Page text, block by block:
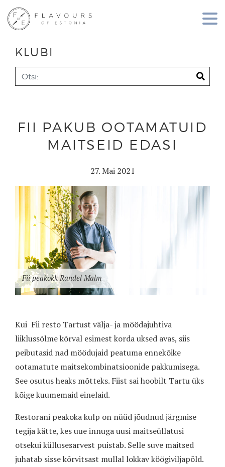
KLUBI
FII PAKUB OOTAMATUID
MAITSEID EDASI
27. Mai 2021
Fii peakokk Randel Malm
Kui Fii resto Tartust välja- ja möödajuhtiva
liiklussõlme kõrval esimest korda uksed avas, siis
peibutasid nad möödujaid peatuma ennekõike
ootamatute maitsekombinatsioonide pakkumisega.
See osutus heaks mõtteks. Fiist sai hoobilt Tartu üks
kõige kuumemaid einelaid.
Restorani peakoka kulp on nüüd jõudnud järgmise
tegija kätte, kes uue innuga uusi maitseüllatusi
otsekui küllusesarvest puistab. Selle suve maitsed
juhatab sisse kõrvitsast mullal lokkav köögiviljapõld.